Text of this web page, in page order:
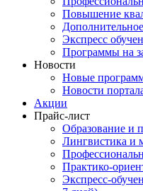
Повышение
Экспресс
Программы на
Новости
Новые
Новости
Акции
Прайс-лист
Образование и
Лингвистика и
Практико-
Экспресс-